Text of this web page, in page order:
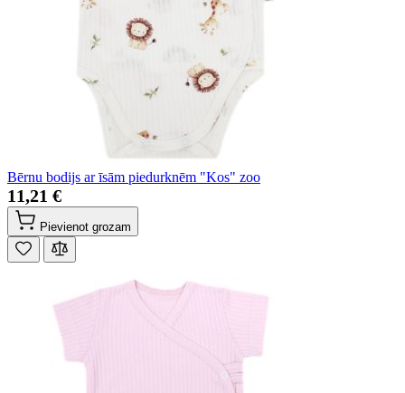
Bērnu bodijs ar īsām piedurknēm "Kos" zoo
11,21 €
Pievienot grozam